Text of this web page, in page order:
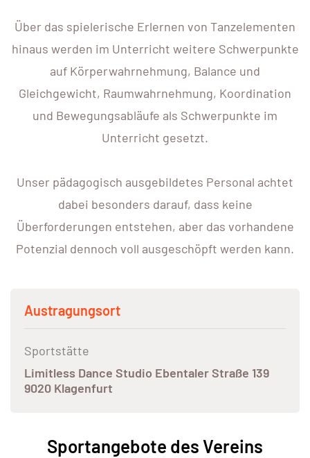
Über das spielerische Erlernen von Tanzelementen
hinaus werden im Unterricht weitere Schwerpunkte
auf Körperwahrnehmung, Balance und
Gleichgewicht, Raumwahrnehmung, Koordination
und Bewegungsabläufe als Schwerpunkte im
Unterricht gesetzt.
Unser pädagogisch ausgebildetes Personal achtet
dabei besonders darauf, dass keine
Überforderungen entstehen, aber das vorhandene
Potenzial dennoch voll ausgeschöpft werden kann.
Austragungsort
Sportstätte
Limitless Dance Studio Ebentaler Straße 139
9020 Klagenfurt
Sportangebote des Vereins